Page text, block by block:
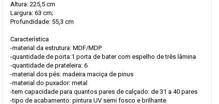
Altura: 225,5 cm
Largura: 63 cm;
Profundidade: 55,3 cm
Característica
-material da estrutura: MDF/MDP
-quantidade de porta:1 porta de bater com espelho de três lâmina
-quantidade de prateleira: 6
-material dos pés: madeira maciça de pinus
-material do puxador: metal
-tem capacidade para quantos pares de calçado: de 31 a 40 pares
-tipo de acabamento: pintura UV semi fosco e brilhante